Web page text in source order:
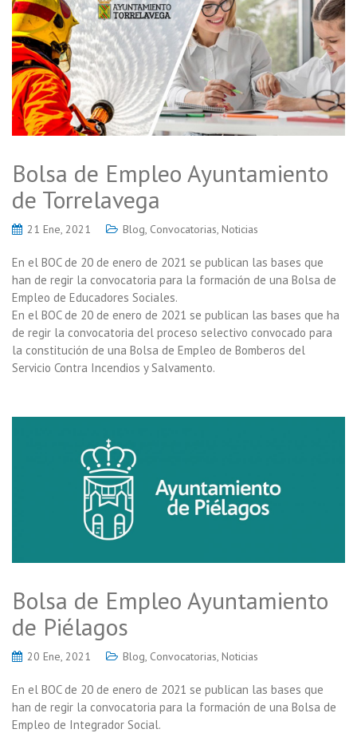
Bolsa de Empleo Ayuntamiento
de Torrelavega
21 Ene, 2021 Blog, Convocatorias, Noticias
En el BOC de 20 de enero de 2021 se publican las bases que
han de regir la convocatoria para la formación de una Bolsa de
Empleo de Educadores Sociales.
En el BOC de 20 de enero de 2021 se publican las bases que ha
de regir la convocatoria del proceso selectivo convocado para
la constitución de una Bolsa de Empleo de Bomberos del
Servicio Contra Incendios y Salvamento.
Bolsa de Empleo Ayuntamiento
de Piélagos
20 Ene, 2021 Blog, Convocatorias, Noticias
En el BOC de 20 de enero de 2021 se publican las bases que
han de regir la convocatoria para la formación de una Bolsa de
Empleo de Integrador Social.